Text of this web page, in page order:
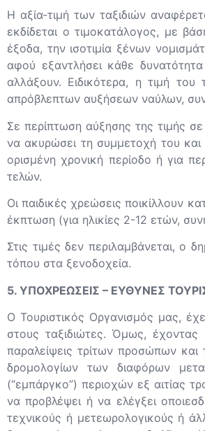
Η αξία-τιμή των ταξιδιών
εκδίδεται ο τιμοκατάλογος, με
έξοδα, την ισοτιμία ξένων
αφού εξαντλήσει κάθε
αλλάξουν. Ειδικότερα, η τιμή
απρόβλεπτων αυξήσεων ναύλων,
Σε περίπτωση αύξησης της τιμής
να ακυρώσει τη συμμετοχή του και
ορισμένη χρονική περίοδο ή για
τελών.
Οι παιδικές χρεώσεις ποικίλλουν
έκπτωση (για ηλικίες 2-12 ετών,
Στις τιμές δεν περιλαμβάνεται, ο
τόπου στα ξενοδοχεία.
5. ΥΠΟΧΡΕΩΣΕΙΣ – ΕΥΘΥΝΕΣ
Ο Τουριστικός Οργανισμός μας,
στους ταξιδιώτες. Όμως, έχοντας
παραλείψεις τρίτων προσώπων
δρομολογίων των διαφόρων
(“εμπάργκο”) περιοχών εξ αιτίας
να προβλέψει ή να ελέγξει
τεχνικούς ή μετεωρολογικούς ή